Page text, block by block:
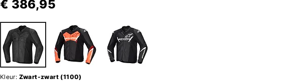
€ 386,95
Kleur: Zwart-zwart (1100)